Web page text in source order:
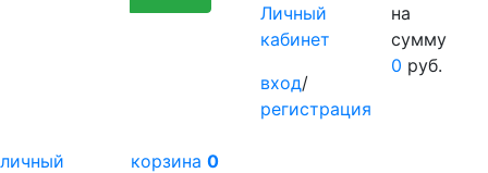
Личный
кабинет
вход/
регистрация
на
сумму
0 руб.
личный
корзина 0